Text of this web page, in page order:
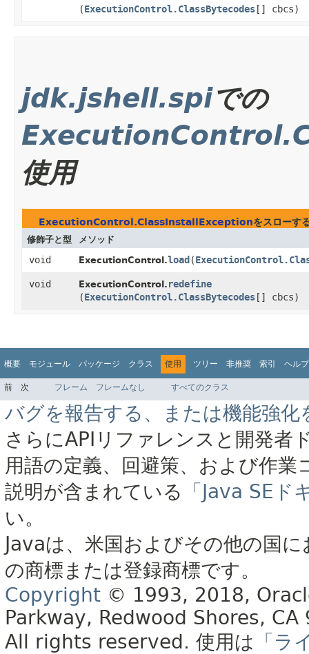
(ExecutionControl.ClassBytecodes [] cbcs)
jdk.jshell.spiでの
使用
ExecutionControl.ClassInstallExceptionをスローす
修飾子と型 メソッド
void ExecutionControl.load ​(
void ExecutionControl. redefine
(ExecutionControl.ClassBytecodes [] cbcs)
概要 モジュール パッケージ クラス 使用 ツリー 非推奨 索引 ヘルプ
前 次 フレーム フレームなし すべてのクラス
バグを報告する、または機能強化
さらにAPIリファレンスと開発者
用語の定義、回避策、および作
説明が含まれている
「Java SE
い。
Javaは、米国およびその他の国
の商標または登録商標です。
Copyright © 1993, 2018,
Parkway, Redwood Shores, CA
All rights reserved. 使用は 「ラ